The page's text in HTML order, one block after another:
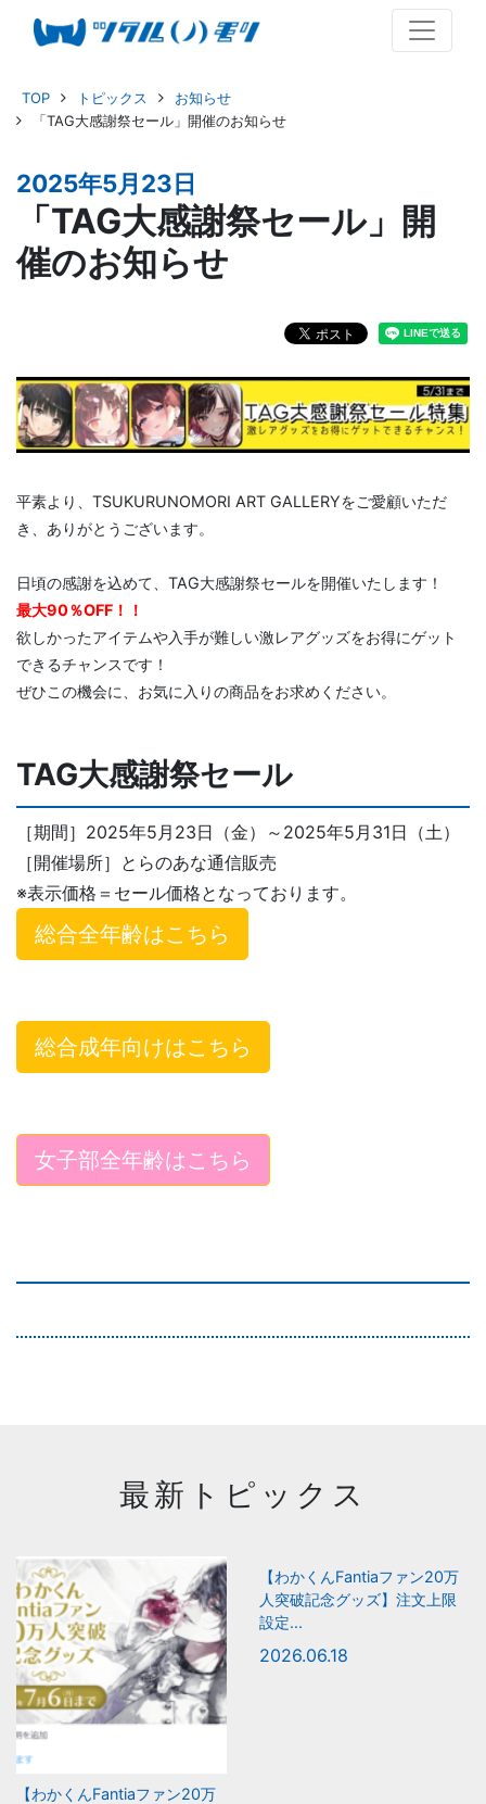
TOP トピックス
お知らせ
「TAG大感謝祭セール」開催のお知らせ
2025年5月23日
「TAG大感謝祭セール」開
催のお知らせ
平素より、TSUKURUNOMORI ART GALLERYをご愛顧いただ
き、ありがとうございます。
日頃の感謝を込めて、TAG大感謝祭セールを開催いたします！
最大90％OFF！！
欲しかったアイテムや入手が難しい激レアグッズをお得にゲット
できるチャンスです！
ぜひこの機会に、お気に入りの商品をお求めください。
TAG大感謝祭セール
［期間］2025年5月23日（金）～2025年5月31日（土）
［開催場所］とらのあな通信販売
※表示価格＝セール価格となっております。
総合全年齢はこちら
総合成年向けはこちら
女子部全年齢はこちら
最新トピックス
【わかくんFantiaファン20万
【わかくんFantiaファン20万
人突破記念グッズ】注文上限
設定...
2026.06.18